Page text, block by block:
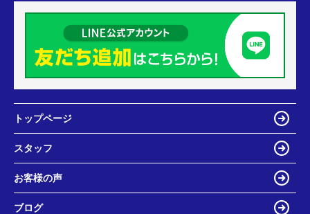
トップページ
スタッフ
お客様の声
ブログ